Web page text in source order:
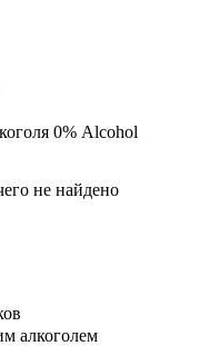
0% Alcohol
не найдено
алкоголем